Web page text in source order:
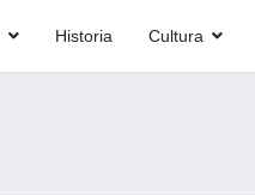
Historia Cultura